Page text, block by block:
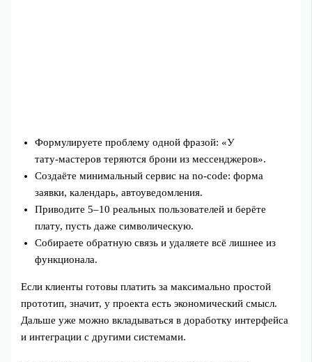
Формулируете проблему одной фразой: «У
тату‑мастеров теряются брони из мессенджеров».
Создаёте минимальный сервис на no‑code: форма
заявки, календарь, автоуведомления.
Приводите 5–10 реальных пользователей и берёте
плату, пусть даже символическую.
Собираете обратную связь и удаляете всё лишнее из
функционала.
Если клиенты готовы платить за максимально простой
прототип, значит, у проекта есть экономический смысл.
Дальше уже можно вкладываться в доработку интерфейса
и интеграции с другими системами.